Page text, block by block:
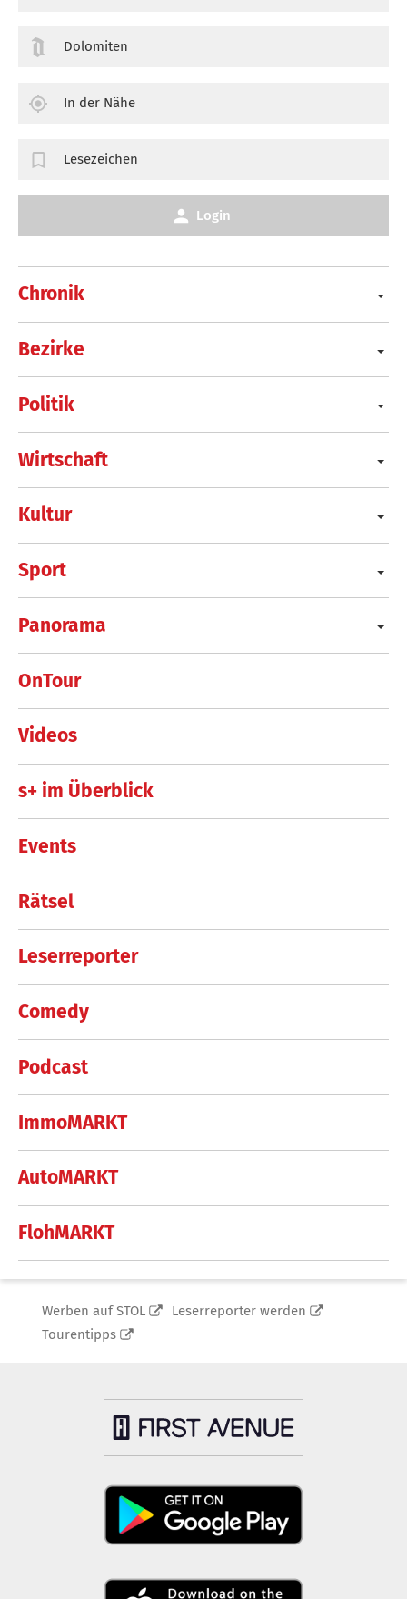
Chronik
Bezirke
Politik
Wirtschaft
Kultur
Sport
Panorama
OnTour
Videos
s+ im Überblick
Events
Rätsel
Leserreporter
Comedy
Podcast
ImmoMARKT
AutoMARKT
FlohMARKT
Dolomiten
In der Nähe
Lesezeichen
Login
Werben auf STOL
Leserreporter werden
Tourentipps